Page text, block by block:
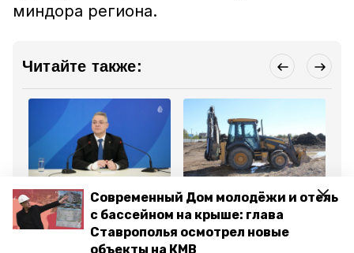
Современный Дом молодёжи и отель
с бассейном на крыше: глава
Ставрополья осмотрел новые
объекты на КМВ
миндора региона.
Читайте также:
22 апреля 2025, 15:59
Губернатор: Работы по
строительству нового
корпуса детсада в
Кисловодске начаты
15 апреля 2025, 14:21
Губернатор Владимиров
анонсировал появление
нового детского сада в
Кисловодске